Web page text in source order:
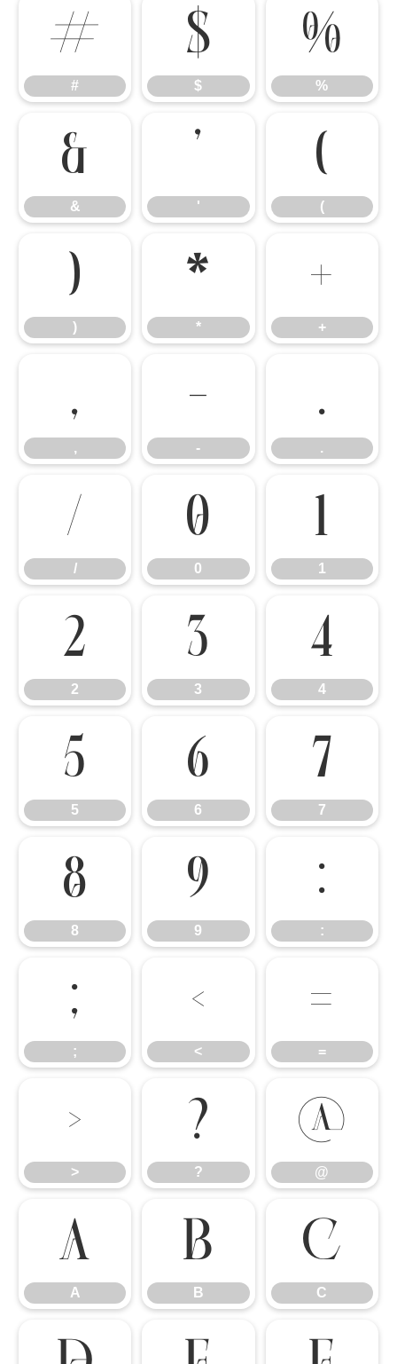
#
#
$
$
%
%
&
&
'
'
(
(
)
)
*
*
+
+
,
,
-
-
.
.
/
/
0
0
1
1
2
2
3
3
4
4
5
5
6
6
7
7
8
8
9
9
:
:
;
;
<
<
=
=
>
>
?
?
@
@
A
A
B
B
C
C